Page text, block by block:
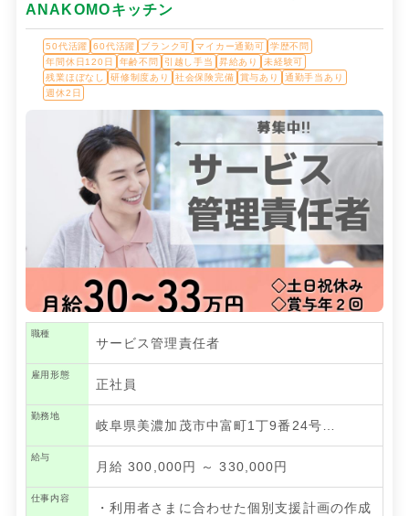
ANAKOMOキッチン
50代活躍 60代活躍 ブランク可 マイカー通勤可
学歴不問
年間休日120日
年齢不問 引越し手当 昇給あり
未経験可
残業ほぼなし
研修制度あり 社会保険完備 賞与あり
通勤手当あり
週休2日
職種
サービス管理責任者
雇用形態
正社員
勤務地
岐阜県美濃加茂市中富町1丁9番24号…
給与
月給 300,000円 ～ 330,000円
仕事内容
・利用者さまに合わせた個別支援計画の作成